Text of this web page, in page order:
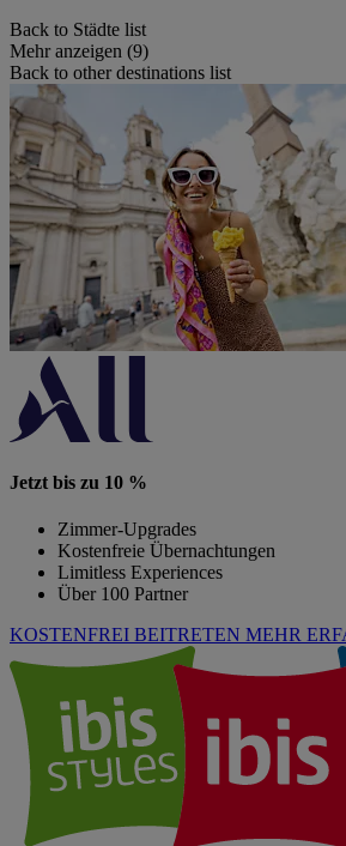
Back to Städte list
Mehr anzeigen (9)
Back to other destinations list
Jetzt bis zu 10 %
Zimmer-Upgrades
Kostenfreie Übernachtungen
Limitless Experiences
Über 100 Partner
KOSTENFREI BEITRETEN MEHR